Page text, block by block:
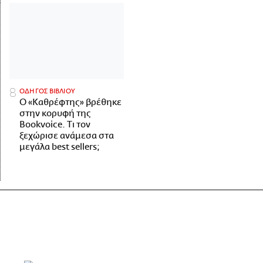
ΟΔΗΓΟΣ ΒΙΒΛΙΟΥ
Ο «Καθρέφτης» βρέθηκε
στην κορυφή της
Bookvoice. Τι τον
ξεχώρισε ανάμεσα στα
μεγάλα best sellers;